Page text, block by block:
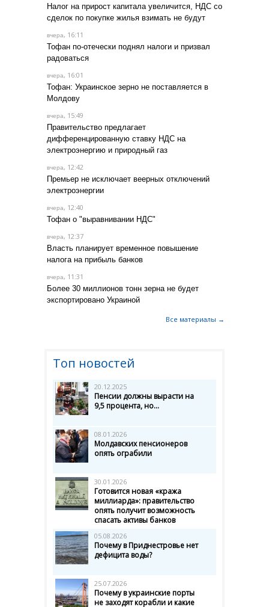
Налог на прирост капитала увеличится, НДС со
сделок по покупке жилья взимать не будут
вчера, 16:11
Тофан по-отечески поднял налоги и призвал
радоваться
вчера, 16:01
Тофан: Украинское зерно не поставляется в
Молдову
вчера, 15:49
Правительство предлагает
дифференцированную ставку НДС на
электроэнергию и природный газ
вчера, 12:42
Премьер не исключает веерных отключений
электроэнергии
вчера, 12:40
Тофан о "выравнивании НДС"
вчера, 12:37
Власть планирует временное повышение
налога на прибыль банков
вчера, 11:31
Более 30 миллионов тонн зерна не будет
экспортировано Украиной
Все материалы →
Топ новостей
20.12.2025
Пенсии должны вырасти на
9,5 процента, но...
08.01.2026
Молдавских пенсионеров
опять ограбили
30.01.2026
Готовится новая «кража
миллиарда»: правительство
опять получит возможность
спасать активы банков
05.08.2026
Почему в Приднестровье нет
дефицита воды?
25.07.2026
Почему в украинские порты
не заходят корабли и какие